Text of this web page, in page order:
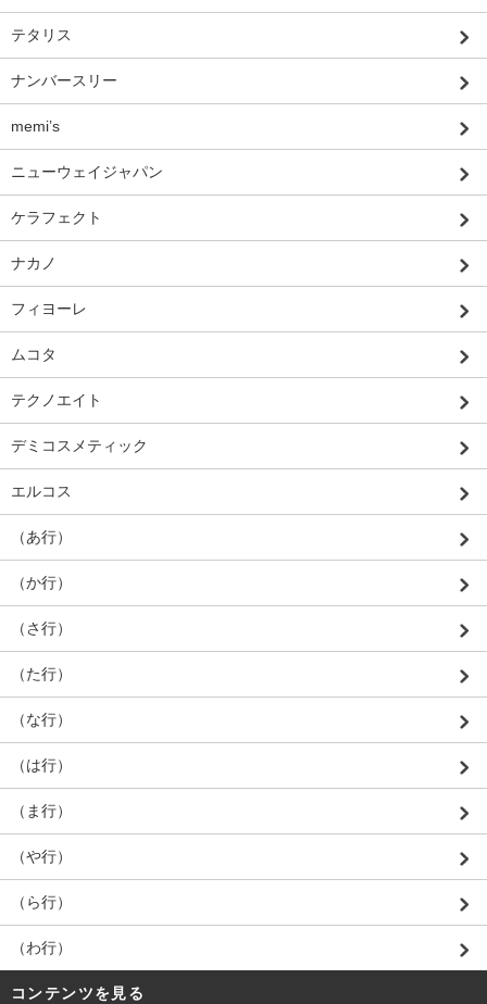
テタリス
ナンバースリー
memi’s
ニューウェイジャパン
ケラフェクト
ナカノ
フィヨーレ
ムコタ
テクノエイト
デミコスメティック
エルコス
（あ行）
（か行）
（さ行）
（た行）
（な行）
（は行）
（ま行）
（や行）
（ら行）
（わ行）
コンテンツを見る